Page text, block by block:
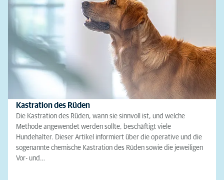
Kastration des Rüden
Die Kastration des Rüden, wann sie sinnvoll ist, und welche
Methode angewendet werden sollte, beschäftigt viele
Hundehalter. Dieser Artikel informiert über die operative und die
sogenannte chemische Kastration des Rüden sowie die jeweiligen
Vor- und…